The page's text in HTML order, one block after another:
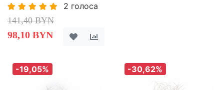
2 голоса
141,40 BYN
98,10 BYN
-19,05% -30,62%